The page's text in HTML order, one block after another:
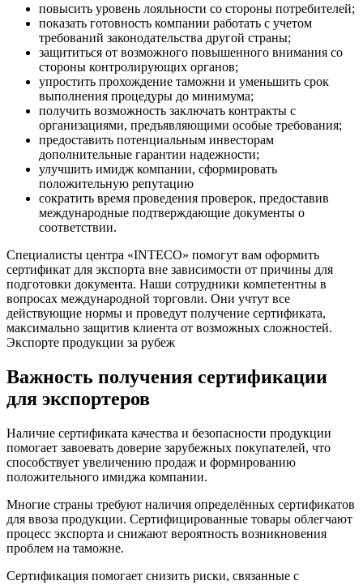
повысить уровень лояльности со стороны потребителей;
показать готовность компании работать с учетом
требований законодательства другой страны;
защититься от возможного повышенного внимания со
стороны контролирующих органов;
упростить прохождение таможни и уменьшить срок
выполнения процедуры до минимума;
получить возможность заключать контракты с
организациями, предъявляющими особые требования;
предоставить потенциальным инвесторам
дополнительные гарантии надежности;
улучшить имидж компании, сформировать
положительную репутацию
сократить время проведения проверок, предоставив
международные подтверждающие документы о
соответствии.
Специалисты центра «INTECO» помогут вам оформить
сертификат для экспорта вне зависимости от причины для
подготовки документа. Наши сотрудники компетентны в
вопросах международной торговли. Они учтут все
действующие нормы и проведут получение сертификата,
максимально защитив клиента от возможных сложностей.
Экспорте продукции за рубеж
Важность получения сертификации
для экспортеров
Наличие сертификата качества и безопасности продукции
помогает завоевать доверие зарубежных покупателей, что
способствует увеличению продаж и формированию
положительного имиджа компании.
Многие страны требуют наличия определённых сертификатов
для ввоза продукции. Сертифицированные товары облегчают
процесс экспорта и снижают вероятность возникновения
проблем на таможне.
Сертификация помогает снизить риски, связанные с